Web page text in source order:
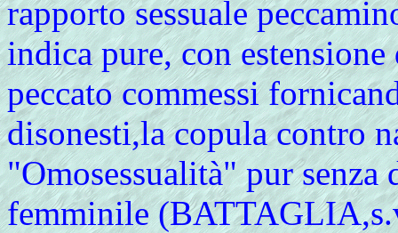
rapporto sessuale
indica pure, con
peccato commessi
disonesti,la copula contro
"Omosessualità" pur
femminile